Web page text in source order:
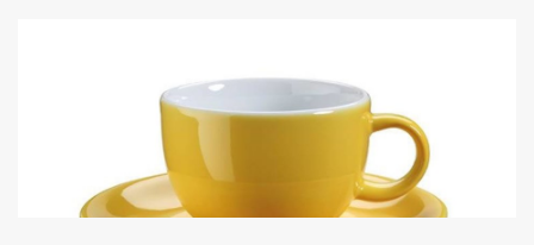
Fingerfood